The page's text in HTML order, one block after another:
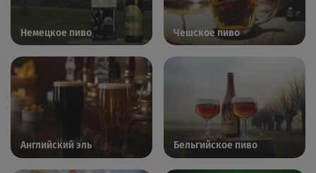
Немецкое пиво Чешское пиво
Английский эль Бельгийское пиво